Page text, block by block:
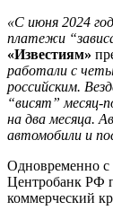
«С июня 2024
платежи
«Известиям»
работали с
российским.
“висят” месяц-
на два месяца.
автомобили и
Одновременно с
Центробанк РФ
коммерческий